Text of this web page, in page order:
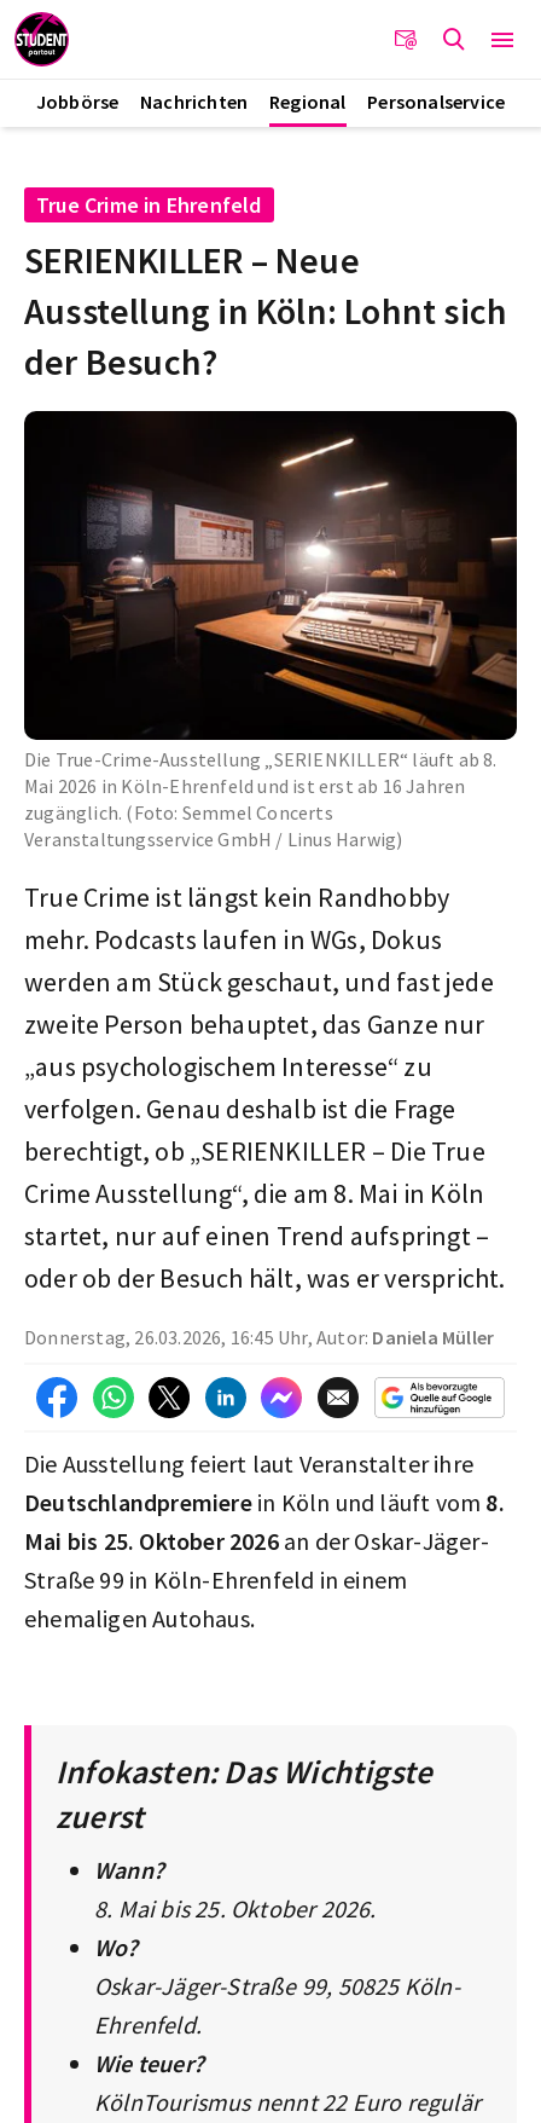
Jobbörse Nachrichten Regional Personalservice
True Crime in Ehrenfeld
SERIENKILLER – Neue
Ausstellung in Köln: Lohnt sich
der Besuch?
Die True-Crime-Ausstellung „SERIENKILLER“ läuft ab 8.
Mai 2026 in Köln-Ehrenfeld und ist erst ab 16 Jahren
zugänglich. (Foto: Semmel Concerts
Veranstaltungsservice GmbH / Linus Harwig)
True Crime ist längst kein Randhobby
mehr. Podcasts laufen in WGs, Dokus
werden am Stück geschaut, und fast jede
zweite Person behauptet, das Ganze nur
„aus psychologischem Interesse“ zu
verfolgen. Genau deshalb ist die Frage
berechtigt, ob „SERIENKILLER – Die True
Crime Ausstellung“, die am 8. Mai in Köln
startet, nur auf einen Trend aufspringt –
oder ob der Besuch hält, was er verspricht.
Donnerstag, 26.03.2026, 16:45 Uhr, Autor: Daniela Müller
Die Ausstellung feiert laut Veranstalter ihre
Deutschlandpremierein Köln und läuft vom 8.
Mai bis 25. Oktober 2026an der Oskar-Jäger-
Straße 99 in Köln-Ehrenfeld in einem
ehemaligen Autohaus.
Infokasten: Das Wichtigste
zuerst
Wann?
8. Mai bis 25. Oktober 2026.
Wo?
Oskar-Jäger-Straße 99, 50825 Köln-
Ehrenfeld.
Wie teuer?
KölnTourismus nennt 22 Euro regulär